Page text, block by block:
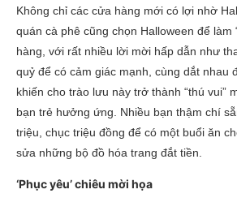
Không chỉ các cửa hàng mới có lợi nhờ
quán cà phê cũng chọn Halloween để làm
hàng, với rất nhiều lời mời hấp dẫn như
quỷ để có cảm giác mạnh, cùng dắt nhau
khiến cho trào lưu này trở thành “thú vui”
bạn trẻ hưởng ứng. Nhiều bạn thậm chí
triệu, chục triệu đồng để có một buổi ăn
sửa những bộ đồ hóa trang đắt tiền.
‘Phục yêu’ chiêu mời họa